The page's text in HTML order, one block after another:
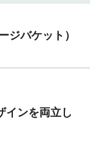
ジバケット）
インを両立し